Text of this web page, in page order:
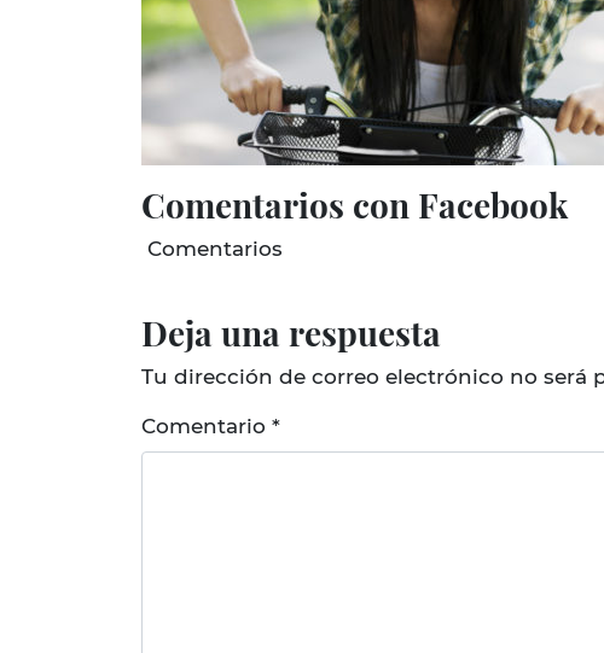
Comentarios con Facebook
Comentarios
Deja una respuesta
Tu dirección de correo electrónico no será
Comentario *